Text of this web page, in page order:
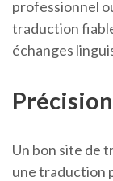
professionnel
traduction
échanges
Un bon site de
une traduction